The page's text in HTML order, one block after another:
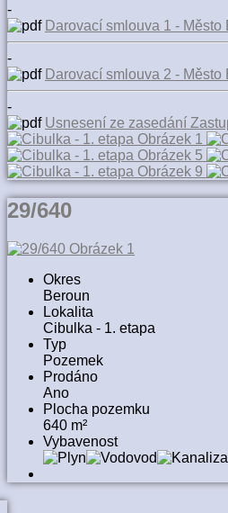
-
Darovací smlouva 1 - Město
-
Darovací smlouva 2 - Město
-
Usnesení ze zasedání
29/640
Okres
Beroun
Lokalita
Cibulka - 1. etapa
Typ
Pozemek
Prodáno
Ano
Plocha pozemku
640 m²
Vybavenost